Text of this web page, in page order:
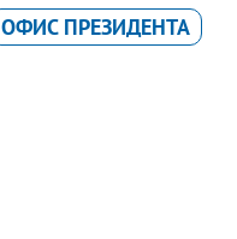
ОФИС ПРЕЗИДЕНТА